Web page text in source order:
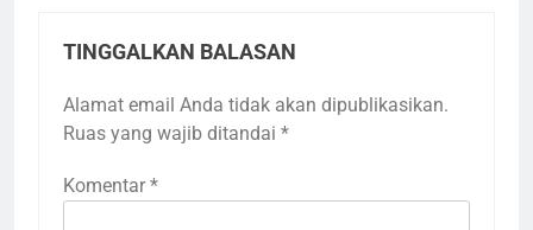
TINGGALKAN BALASAN
Alamat email Anda tidak akan dipublikasikan.
Ruas yang wajib ditandai *
Komentar *